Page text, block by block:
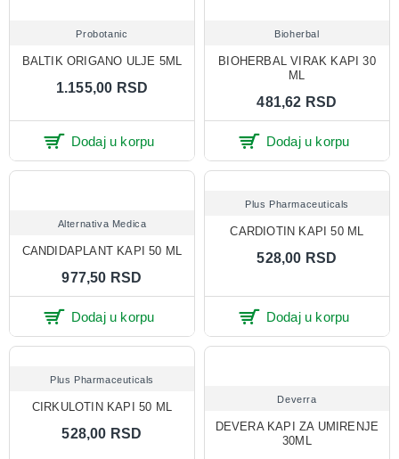
Probotanic
BALTIK ORIGANO ULJE 5ML
1.155,00 RSD
Dodaj u korpu
Bioherbal
BIOHERBAL VIRAK KAPI 30
ML
481,62 RSD
Dodaj u korpu
Alternativa Medica
CANDIDAPLANT KAPI 50 ML
977,50 RSD
Dodaj u korpu
Plus Pharmaceuticals
CARDIOTIN KAPI 50 ML
528,00 RSD
Dodaj u korpu
Plus Pharmaceuticals
CIRKULOTIN KAPI 50 ML
528,00 RSD
Deverra
DEVERA KAPI ZA UMIRENJE
30ML